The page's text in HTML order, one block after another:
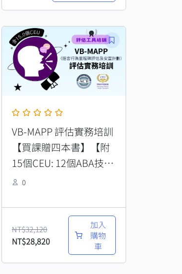
VB-MAPP 評估實務培訓
【買課贈四本書】【附
15個CEU: 12個ABA技術
類＋督導/倫理/多元文
0
NT$32,120
原
始
價
格：
NT$32,120。
NT$28,820
前
價
格：
NT$28,820。
加入
購物
車